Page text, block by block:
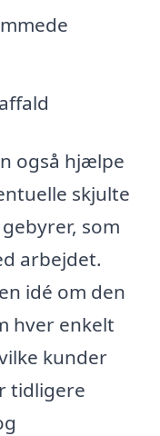
også hjælpe
skjulte
som
arbejdet.
idé om den
hver enkelt
kunder
tidligere